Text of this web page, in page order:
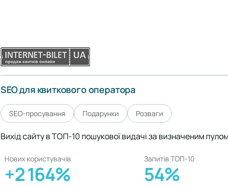
SEO для квиткового оператора
SEO-просування Подарунки Розваги
Вихід сайту в ТОП-10 пошукової видачі за визначеним
Нових користувачів
+2 164%
Запитів ТОП-10
54%